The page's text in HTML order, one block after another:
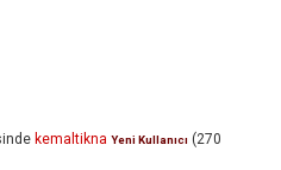
kemaltikna Yeni Kullanıcı (270